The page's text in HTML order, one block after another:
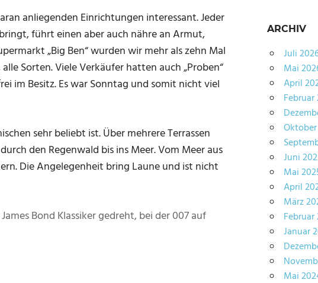
anliegenden Einrichtungen interessant. Jeder
führt einen aber auch nähre an Armut,
„Big Ben“ wurden wir mehr als zehn Mal
Sorten. Viele Verkäufer hatten auch „Proben“
im Besitz. Es war Sonntag und somit nicht viel
sehr beliebt ist. Über mehrere Terrassen
den Regenwald bis ins Meer. Vom Meer aus
Die Angelegenheit bring Laune und ist nicht
Bond Klassiker gedreht, bei der 007 auf
ARCHIV
Juli
Mai
April
Februar
Juni
Mai
April
März
Februar
Januar
Mai